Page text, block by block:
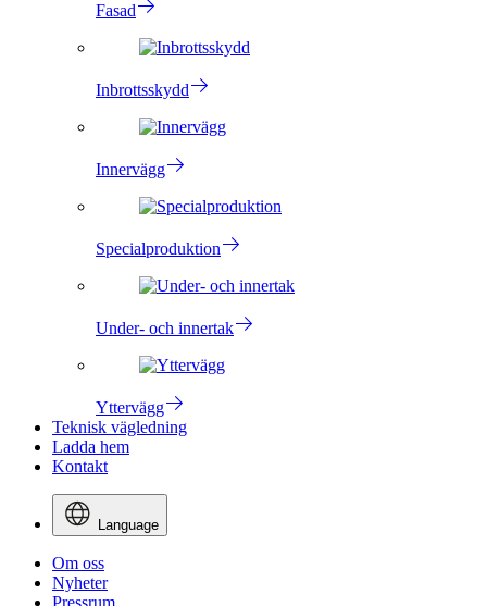
Fasad
Inbrottsskydd
Innervägg
Specialproduktion
Under- och innertak
Yttervägg
Teknisk vägledning
Ladda hem
Kontakt
Language
Om oss
Nyheter
Pressrum